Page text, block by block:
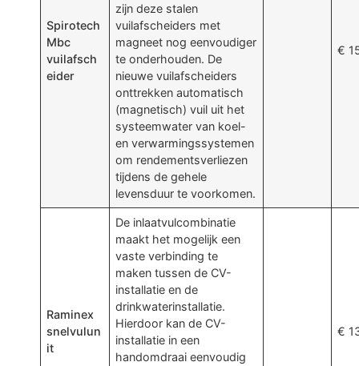
Spirotech
Mbc
vuilafsch
eider
zijn deze stalen
vuilafscheiders met
magneet nog eenvoudiger
te onderhouden. De
nieuwe vuilafscheiders
onttrekken automatisch
(magnetisch) vuil uit het
systeemwater van koel-
en verwarmingssystemen
om rendementsverliezen
tijdens de gehele
levensduur te voorkomen.
€
Raminex
snelvulun
it
De inlaatvulcombinatie
maakt het mogelijk een
vaste verbinding te
maken tussen de CV-
installatie en de
drinkwaterinstallatie.
Hierdoor kan de CV-
installatie in een
handomdraai eenvoudig
€